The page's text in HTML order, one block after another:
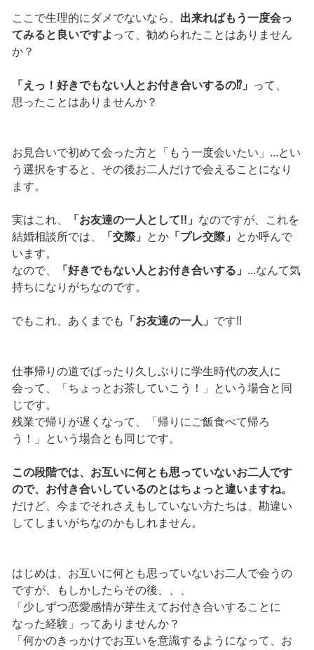
ここで生理的にダメでないなら、 出来ればもう一度会っ
てみると良いですよ って、勧められたことはありません
か？
「えっ！好きでもない人とお付き合いするの⁉」
って、
思ったことはありませんか？
お見合いで初めて会った方と「もう一度会いたい」...とい
う選択をすると、その後お二人だけで会えることになり
ます。
実はこれ、 「お友達の一人として!!」 なのですが、これを
結婚相談所では、
「交際」 とか「プレ交際」
とか呼んで
います。
なので、
「好きでもない人とお付き合いする」 ...なんて気
持ちになりがちなのです。
でもこれ、あくまでも 「お友達の一人」 です!!
仕事帰りの道でばったり久しぶりに学生時代の友人に
会って、「ちょっとお茶していこう！」という場合と同
じです。
残業で帰りが遅くなって、「帰りにご飯食べて帰ろ
う！」という場合とも同じです。
この段階では、お互いに何とも思っていないお二人です
ので、お付き合いしているのとはちょっと違いますね。
だけど、今までそれさえもしていない方たちは、勘違い
してしまいがちなのかもしれません。
はじめは、お互いに何とも思っていないお二人で会うの
ですが、もしかしたらその後、、、
「少しずつ恋愛感情が芽生えてお付き合いすることに
なった経験」ってありませんか？
「何かのきっかけでお互いを意識するようになって、お